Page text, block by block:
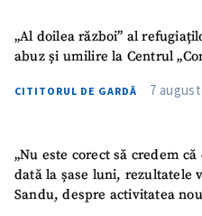
„Al doilea război” al
abuz și umilire la Centrul
CITITORUL DE GARDĂ 7
„Nu este corect să credem
dată la șase luni, rezultatele
Sandu, despre activitatea